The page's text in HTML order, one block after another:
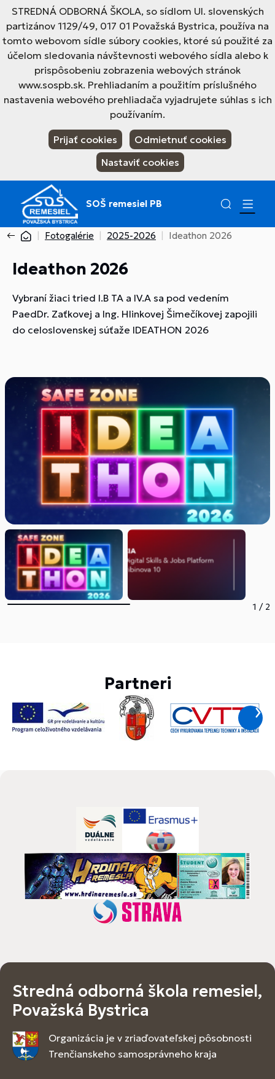
STREDNÁ ODBORNÁ ŠKOLA, so sídlom Ul. slovenských
partizánov 1129/49, 017 01 Považská Bystrica, používa na
tomto webovom sídle súbory cookies, ktoré sú použité za
účelom sledovania návštevnosti webového sídla alebo k
prispôsobeniu zobrazenia webových stránok
www.sospb.sk. Prehliadaním a použitím príslušného
nastavenia webového prehliadača vyjadrujete súhlas s ich
používaním.
Prijať cookies
Odmietnuť cookies
Nastaviť cookies
SOŠ remesiel PB
Fotogalérie 2025-2026 Ideathon 2026
Ideathon 2026
Vybraní žiaci tried I.B TA a IV.A sa pod vedením
PaedDr. Zaťkovej a Ing. Hlinkovej Šimečíkovej zapojili
do celoslovenskej súťaže IDEATHON 2026
1 / 2
Partneri
Stredná odborná škola remesiel,
Považská Bystrica
Organizácia je v zriaďovateľskej pôsobnosti
Trenčianskeho samosprávneho kraja